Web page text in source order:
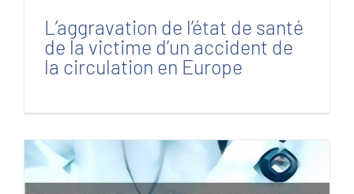
L’aggravation de l’état de santé
de la victime d’un accident de
la circulation en Europe